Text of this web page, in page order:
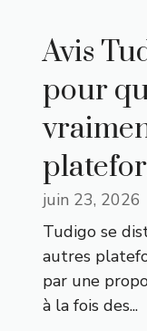
Avis
pour
juin 23, 2026
Tudigo se
autres
par une
à la fois des...